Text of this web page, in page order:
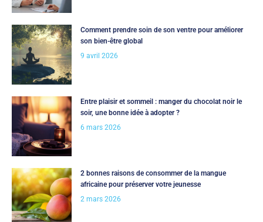
Comment prendre soin de son ventre pour améliorer
son bien-être global
9 avril 2026
Entre plaisir et sommeil : manger du chocolat noir le
soir, une bonne idée à adopter ?
6 mars 2026
2 bonnes raisons de consommer de la mangue
africaine pour préserver votre jeunesse
2 mars 2026